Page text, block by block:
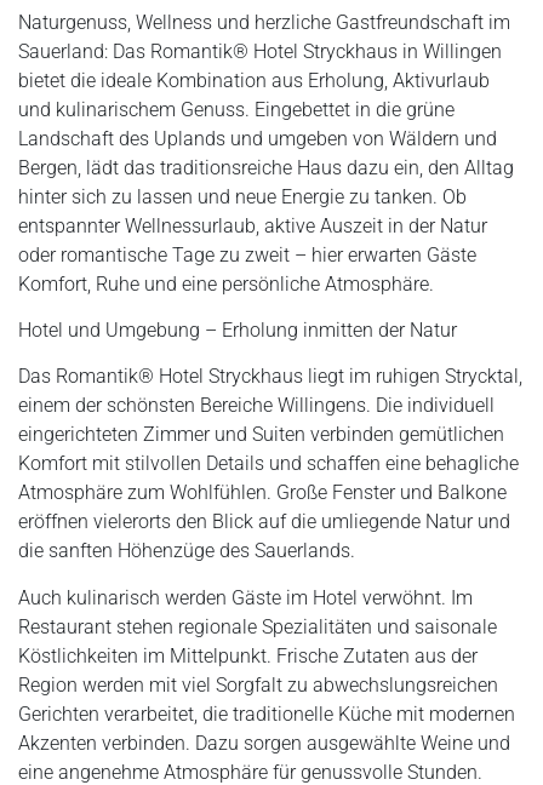
Naturgenuss, Wellness und herzliche Gastfreundschaft im
Sauerland: Das Romantik® Hotel Stryckhaus in Willingen
bietet die ideale Kombination aus Erholung, Aktivurlaub
und kulinarischem Genuss. Eingebettet in die grüne
Landschaft des Uplands und umgeben von Wäldern und
Bergen, lädt das traditionsreiche Haus dazu ein, den Alltag
hinter sich zu lassen und neue Energie zu tanken. Ob
entspannter Wellnessurlaub, aktive Auszeit in der Natur
oder romantische Tage zu zweit – hier erwarten Gäste
Komfort, Ruhe und eine persönliche Atmosphäre.
Hotel und Umgebung – Erholung inmitten der Natur
Das Romantik® Hotel Stryckhaus liegt im ruhigen Strycktal,
einem der schönsten Bereiche Willingens. Die individuell
eingerichteten Zimmer und Suiten verbinden gemütlichen
Komfort mit stilvollen Details und schaffen eine behagliche
Atmosphäre zum Wohlfühlen. Große Fenster und Balkone
eröffnen vielerorts den Blick auf die umliegende Natur und
die sanften Höhenzüge des Sauerlands.
Auch kulinarisch werden Gäste im Hotel verwöhnt. Im
Restaurant stehen regionale Spezialitäten und saisonale
Köstlichkeiten im Mittelpunkt. Frische Zutaten aus der
Region werden mit viel Sorgfalt zu abwechslungsreichen
Gerichten verarbeitet, die traditionelle Küche mit modernen
Akzenten verbinden. Dazu sorgen ausgewählte Weine und
eine angenehme Atmosphäre für genussvolle Stunden.